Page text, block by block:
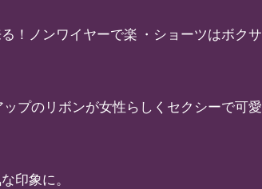
！ノンワイヤーで楽 ・ショーツはボクサ
プのリボンが女性らしくセクシーで可愛
印象に。